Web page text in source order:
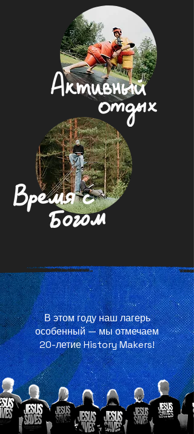
В этом году наш лагерь
особенный — мы отмечаем
20-летие History Makers!